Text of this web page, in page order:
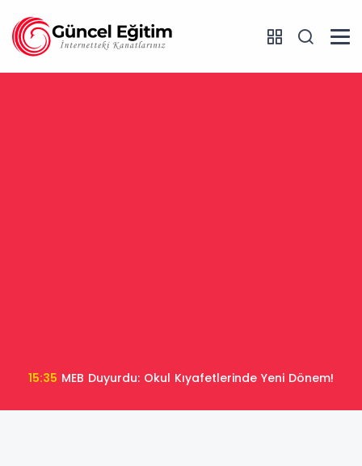
15:35 MEB Duyurdu: Okul Kıyafetlerinde Yeni Dönem!